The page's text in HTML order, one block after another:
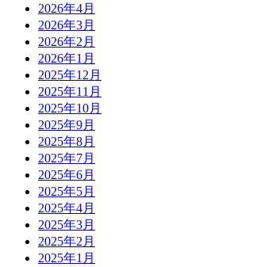
2026年4月
2026年3月
2026年2月
2026年1月
2025年12月
2025年11月
2025年10月
2025年9月
2025年8月
2025年7月
2025年6月
2025年5月
2025年4月
2025年3月
2025年2月
2025年1月